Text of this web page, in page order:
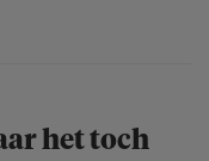
het toch